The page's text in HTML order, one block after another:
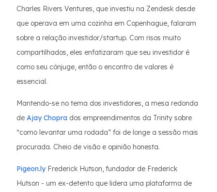
Charles Rivers Ventures, que investiu na Zendesk desde
que operava em uma cozinha em Copenhague, falaram
sobre a relação investidor/startup. Com risos muito
compartilhados, eles enfatizaram que seu investidor é
como seu cônjuge, então o encontro de valores é
essencial.
Mantendo-se no tema dos investidores, a mesa redonda
de Ajay Chopra dos empreendimentos da Trinity sobre
“como levantar uma rodada” foi de longe a sessão mais
procurada. Cheio de visão e opinião honesta.
Pigeon.lyFrederick Hutson, fundador de Frederick
Hutson - um ex-detento que lidera uma plataforma de